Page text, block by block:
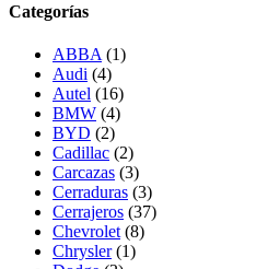
Categorías
ABBA (1)
Audi (4)
Autel (16)
BMW (4)
BYD (2)
Cadillac (2)
Carcazas (3)
Cerraduras (3)
Cerrajeros (37)
Chevrolet (8)
Chrysler (1)